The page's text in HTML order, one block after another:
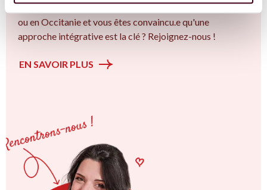
options pour avancer sereinement. Vous êtes à Béziers
ou en Occitanie et vous êtes convaincu.e qu'une
approche intégrative est la clé ? Rejoignez-nous !
EN SAVOIR PLUS